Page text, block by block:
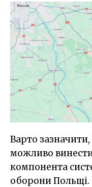
Варто
можливо
компонента
оборони Польщі.